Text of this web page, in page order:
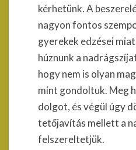
kérhetünk. A
nagyon fontos
gyerekek edzései
húznunk a
hogy nem is olyan
mint gondoltuk. Meg
dolgot, és végül úgy
tetőjavítás mellett a
felszereltetjük.